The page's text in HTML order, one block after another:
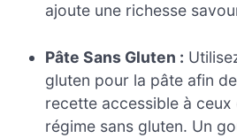
ajoute une richesse
Pâte Sans Gluten :
gluten pour la pâte afin
recette accessible à ceux
régime sans gluten. Un